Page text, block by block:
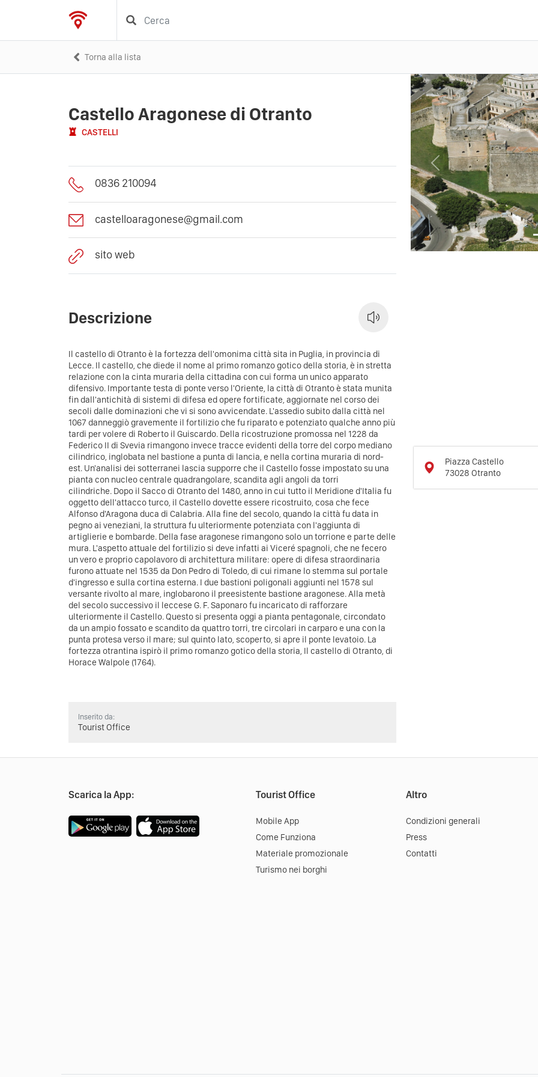
Torna alla lista
Castello Aragonese di Otranto
CASTELLI
0836 210094
castelloaragonese@gmail.com
sito web
Descrizione
Il castello di Otranto è la fortezza dell'omonima città sita in Puglia, in provincia di
Lecce. Il castello, che diede il nome al primo romanzo gotico della storia, è in stretta
relazione con la cinta muraria della cittadina con cui forma un unico apparato
difensivo. Importante testa di ponte verso l'Oriente, la città di Otranto è stata munita
fin dall'antichità di sistemi di difesa ed opere fortificate, aggiornate nel corso dei
secoli dalle dominazioni che vi si sono avvicendate. L'assedio subito dalla città nel
1067 danneggiò gravemente il fortilizio che fu riparato e potenziato qualche anno più
tardi per volere di Roberto il Guiscardo. Della ricostruzione promossa nel 1228 da
Federico II di Svevia rimangono invece tracce evidenti della torre del corpo mediano
cilindrico, inglobata nel bastione a punta di lancia, e nella cortina muraria di nord-
est. Un'analisi dei sotterranei lascia supporre che il Castello fosse impostato su una
pianta con nucleo centrale quadrangolare, scandita agli angoli da torri
cilindriche. Dopo il Sacco di Otranto del 1480, anno in cui tutto il Meridione d'Italia fu
oggetto dell'attacco turco, il Castello dovette essere ricostruito, cosa che fece
Alfonso d'Aragona duca di Calabria. Alla fine del secolo, quando la città fu data in
pegno ai veneziani, la struttura fu ulteriormente potenziata con l'aggiunta di
artiglierie e bombarde. Della fase aragonese rimangono solo un torrione e parte delle
mura. L'aspetto attuale del fortilizio si deve infatti ai Viceré spagnoli, che ne fecero
un vero e proprio capolavoro di architettura militare: opere di difesa straordinaria
furono attuate nel 1535 da Don Pedro di Toledo, di cui rimane lo stemma sul portale
d'ingresso e sulla cortina esterna. I due bastioni poligonali aggiunti nel 1578 sul
versante rivolto al mare, inglobarono il preesistente bastione aragonese. Alla metà
del secolo successivo il leccese G. F. Saponaro fu incaricato di rafforzare
ulteriormente il Castello. Questo si presenta oggi a pianta pentagonale, circondato
da un ampio fossato e scandito da quattro torri, tre circolari in carparo e una con la
punta protesa verso il mare; sul quinto lato, scoperto, si apre il ponte levatoio. La
fortezza otrantina ispirò il primo romanzo gotico della storia, Il castello di Otranto, di
Horace Walpole (1764).
Inserito da:
Tourist Office
Previous
Piazza Castello
73028 Otranto
Scarica la App: Tourist Office
Mobile App
Come Funziona
Materiale promozionale
Turismo nei borghi
Altro
Condizioni generali
Press
Contatti